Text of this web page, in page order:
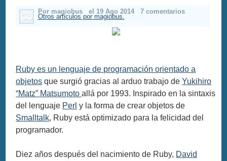
Por magiobus el 19 Ago 2014 7 comentarios
Otros articulos por magiobus.
Ruby es un lenguaje de programación orientado a
objetos que surgió gracias al arduo trabajo deYukihiro
“Matz” Matsumotoallá por 1993. Inspirado en la sintaxis
del lenguaje Perl y la forma de crear objetos de
Smalltalk, Ruby está optimizado para la felicidad del
programador.
Diez años después del nacimiento de Ruby, David